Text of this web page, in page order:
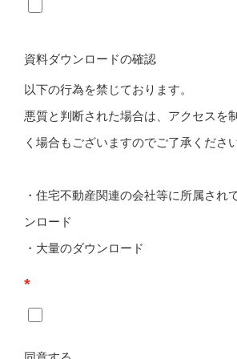
資料ダウンロードの確認
以下の行為を禁じております。
悪質と判断された場合は、アクセスを
く場合もございますのでご了承ください
・住宅不動産関連の会社等に所属され
ンロード
・大量のダウンロード
*